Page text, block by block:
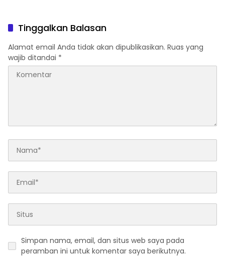
Tinggalkan Balasan
Alamat email Anda tidak akan dipublikasikan. Ruas yang
wajib ditandai *
Simpan nama, email, dan situs web saya pada
peramban ini untuk komentar saya berikutnya.